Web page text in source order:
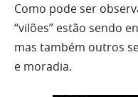
Como pode ser
“vilões” estão sendo
mas também outros
e moradia.